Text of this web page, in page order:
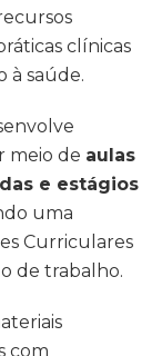
clínicas
à saúde.
meio de aulas
e estágios
uma
Curriculares
de trabalho.
com